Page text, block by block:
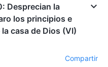
Desprecian la
los principios e
casa de Dios (VI)
Compartir